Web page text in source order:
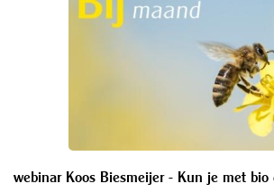
webinar Koos Biesmeijer - Kun je met bio